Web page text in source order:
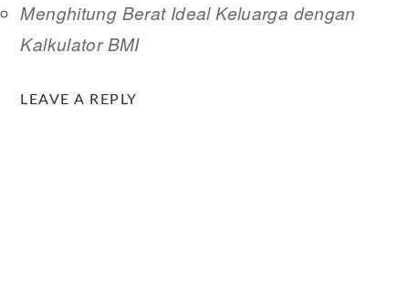
Menghitung Berat Ideal Keluarga dengan
Kalkulator BMI
LEAVE A REPLY